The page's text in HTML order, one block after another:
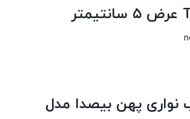
نواری پهن بیصدا مدل